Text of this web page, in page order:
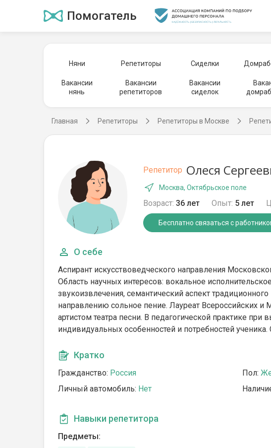
Помогатель
Няни Репетиторы Сиделки
Вакансии
нянь
Вакансии
репетиторов
Вакансии
сиделок
Главная Репетиторы Репетиторы в Москве
Репетитор Олеся
Москва, Октябрьское поле
Возраст: 36 лет Опыт: 5 лет
Бесплатно связаться с
О себе
Аспирант искусствоведческого направления
Область научных интересов: вокальное
звукоизвлечения, семантический аспект традиционного
направлению сольное пение. Лауреат Всероссийских и
артистом театра песни. В педагогической практике
индивидуальных особенностей и потребностей
Кратко
Гражданство: Россия Пол:
Личный автомобиль: Нет
Навыки репетитора
Предметы: